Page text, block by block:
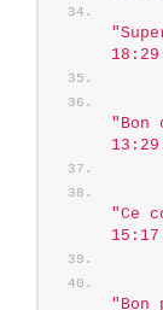
"Bon
"Ce